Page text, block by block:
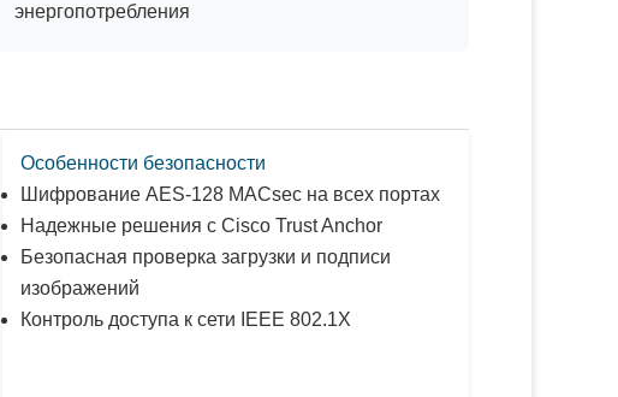
энергопотребления
Особенности безопасности
Шифрование AES-128 MACsec на всех портах
Надежные решения с Cisco Trust Anchor
Безопасная проверка загрузки и подписи
изображений
Контроль доступа к сети IEEE 802.1X